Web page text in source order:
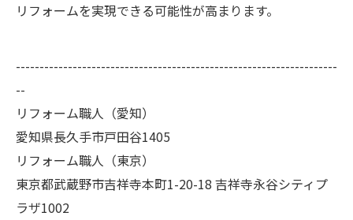
リフォームを実現できる可能性が高まります。
--------------------------------------------------------------------
--
リフォーム職人（愛知）
愛知県長久手市戸田谷1405
リフォーム職人（東京）
東京都武蔵野市吉祥寺本町1-20-18 吉祥寺永谷シティプ
ラザ1002